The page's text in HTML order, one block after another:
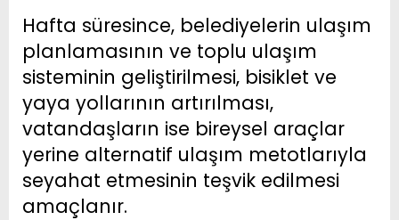
Hafta süresince, belediyelerin ulaşım
planlamasının ve toplu ulaşım
sisteminin geliştirilmesi, bisiklet ve
yaya yollarının artırılması,
vatandaşların ise bireysel araçlar
yerine alternatif ulaşım metotlarıyla
seyahat etmesinin teşvik edilmesi
amaçlanır.